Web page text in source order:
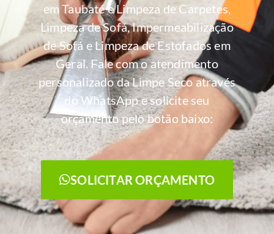
em Taubaté e Limpeza de Carpetes,
Limpeza de Sofá, Impermeabilização
de Sofá e Limpeza de Estofados em
Geral. Fale com o atendimento
personalizado da Limpe Seco através
do WhatsApp e solicite seu
orçamento pelo botão baixo:
SOLICITAR ORÇAMENTO